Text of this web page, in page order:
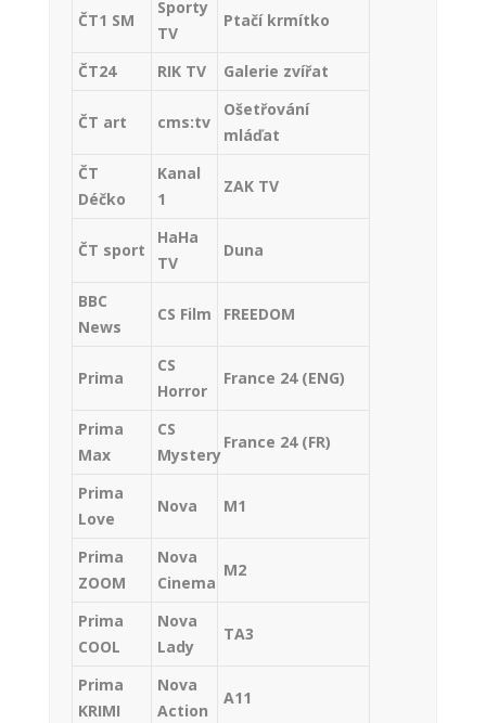
ČT1 SM
Sporty
TV
Ptačí krmítko
ČT24 RIK TV Galerie zvířat
ČT art cms:tv
Ošetřování
mláďat
ČT
Déčko
Kanal
1
ZAK TV
ČT sport
HaHa
TV
Duna
BBC
News
CS Film FREEDOM
Prima
CS
Horror
France 24 (ENG)
Prima
Max
CS
Mystery
France 24 (FR)
Prima
Love
Nova M1
Prima
ZOOM
Nova
Cinema
M2
Prima
COOL
Nova
Lady
TA3
Prima
KRIMI
Nova
Action
A11